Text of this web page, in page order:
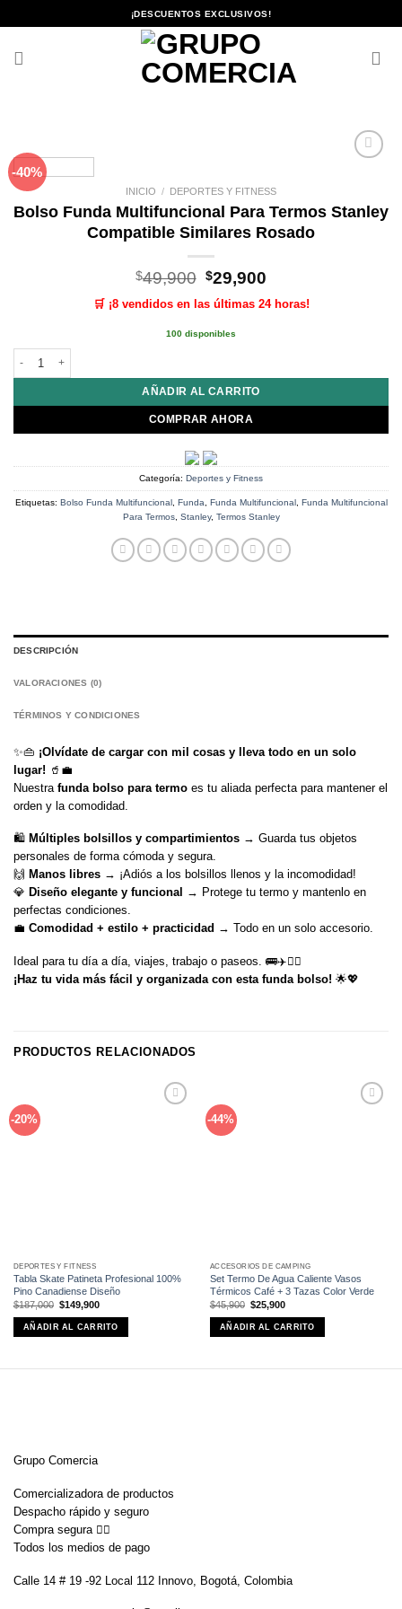
al
¡DESCUENTOS EXCLUSIVOS!
-40%
deseos
INICIO / DEPORTES Y FITNESS
Bolso Funda Multifuncional Para Termos Stanley
Compatible Similares Rosado
$49,900 El
precio
original
era:
$29,900
actual
🛒 ¡8 vendidos en las últimas 24 horas!
100 disponibles
Bolso Funda Multifuncional Para Termos Stanley Compatible Similares
AÑADIR AL CARRITO
COMPRAR AHORA
Categoría: Deportes y Fitness
Etiquetas: Bolso Funda Multifuncional, Funda, Funda Multifuncional, Funda Multifuncional
Para Termos, Stanley, Termos Stanley
DESCRIPCIÓN
VALORACIONES (0)
TÉRMINOS Y CONDICIONES
✨👜 ¡Olvídate de cargar con mil cosas y lleva todo en un solo
lugar! 🥤💼
Nuestra funda bolso para termo es tu aliada perfecta para mantener el
orden y la comodidad.
🛍️ Múltiples bolsillos y compartimientos → Guarda tus objetos
personales de forma cómoda y segura.
🙌 Manos libres → ¡Adiós a los bolsillos llenos y la incomodidad!
💎 Diseño elegante y funcional → Protege tu termo y mantenlo en
perfectas condiciones.
💼 Comodidad + estilo + practicidad → Todo en un solo accesorio.
Ideal para tu día a día, viajes, trabajo o paseos. 🚌✈️🚶‍♀️
¡Haz tu vida más fácil y organizada con esta funda bolso! 🌟💖
PRODUCTOS RELACIONADOS
-20%
DEPORTES Y FITNESS
Tabla Skate Patineta Profesional 100%
Pino Canadiense Diseño
$187,000 El
precio
original
era:
$187,000.
$149,900El
actual
es:
$149,900.
AÑADIR AL CARRITO
-44%
ACCESORIOS DE CAMPING
Set Termo De Agua Caliente Vasos
Térmicos Café + 3 Tazas Color Verde
$45,900 El
precio
original
era:
$45,900.
$25,900El
actual
es:
$25,900.
AÑADIR AL CARRITO
Grupo Comercia
Comercializadora de productos
Despacho rápido y seguro
Compra segura 👇🏼
Todos los medios de pago
Calle 14 # 19 -92 Local 112 Innovo, Bogotá, Colombia